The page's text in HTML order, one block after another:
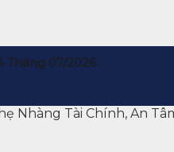
Tháng 07/2026